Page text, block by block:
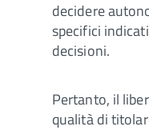
decidere
specifici
decisioni.
Pertanto, il
qualità di